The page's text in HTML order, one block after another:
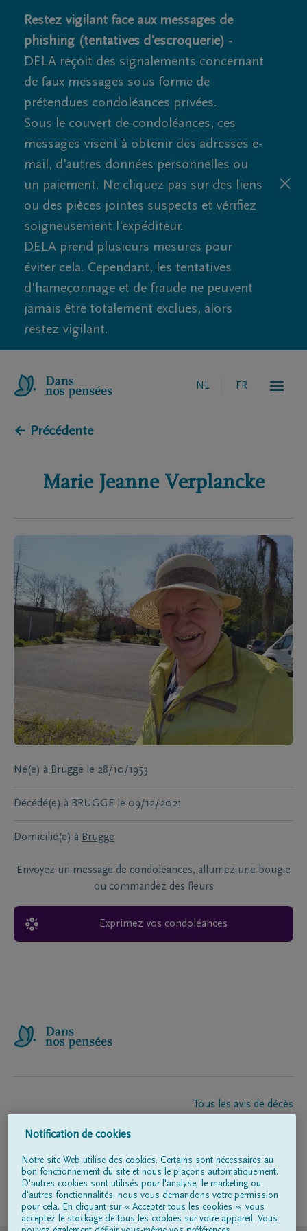
Restez vigilant face aux messages de
phishing (tentatives d'escroquerie) -
DELA reçoit des signalements concernant
de faux messages sous forme de
prétendues condoléances privées.
Sous le couvert de condoléances, ces
messages visent à obtenir des adresses e-
mail, d'autres données personnelles ou
un paiement. Ne cliquez pas sur des liens
ou des pièces jointes suspects et vérifiez
soigneusement l'expéditeur.
DELA prend plusieurs mesures pour
éviter cela. Cependant, les tentatives
d'hameçonnage et de fraude ne peuvent
jamais être totalement exclues, alors
restez vigilant.
NL FR
← Précédente
Marie Jeanne Verplancke
Né(e) à Brugge le 28/10/1953
Décédé(e) à BRUGGE le 09/12/2021
Domicilié(e) à Brugge
Envoyez un message de condoléances, allumez une bougie
ou commandez des fleurs
Exprimez vos condoléances
Tous les avis de décès
Entrepreneur de pompes funèbres
Suivez-nous sur
Notification de cookies
Notre site Web utilise des cookies. Certains sont nécessaires au
bon fonctionnement du site et nous le plaçons automatiquement.
D'autres cookies sont utilisés pour l'analyse, le marketing ou
d'autres fonctionnalités; nous vous demandons votre permission
pour cela. En cliquant sur « Accepter tous les cookies », vous
acceptez le stockage de tous les cookies sur votre appareil. Vous